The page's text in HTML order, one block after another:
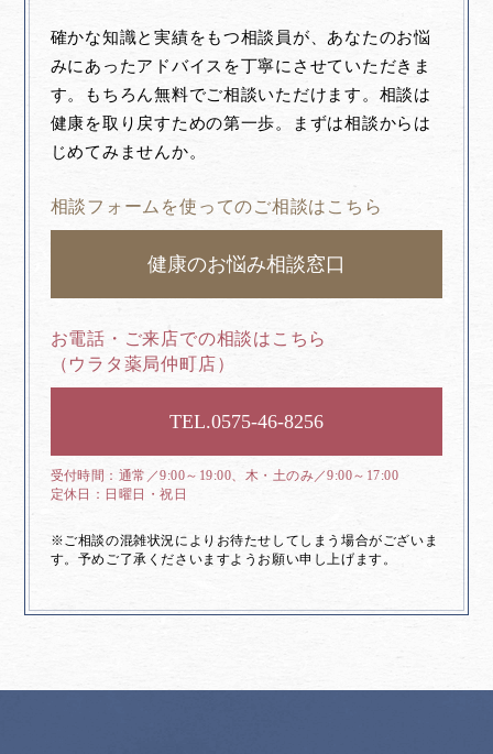
確かな知識と実績をもつ相談員が、あなたのお悩
みにあったアドバイスを丁寧にさせていただきま
す。もちろん無料でご相談いただけます。相談は
健康を取り戻すための第一歩。まずは相談からは
じめてみませんか。
相談フォームを使ってのご相談はこちら
健康のお悩み相談窓口
お電話・ご来店での相談はこちら
（ウラタ薬局仲町店）
0575-46-8256
通常／9:00～19:00、木・土のみ／9:00～17:00
日曜日・祝日
※ご相談の混雑状況によりお待たせしてしまう場合がございま
す。予めご了承くださいますようお願い申し上げます。